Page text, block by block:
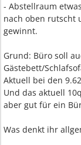
- Abstellraum
nach oben rutscht
gewinnt.
Grund: Büro soll
Gästebett/
Aktuell bei den
Und das aktuell
aber gut für ein
Was denkt ihr